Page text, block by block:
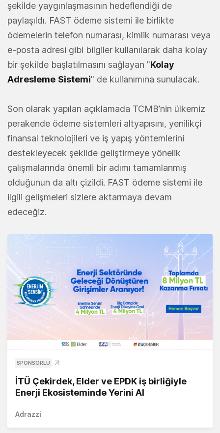
şekilde yaygınlaşmasının hedeflendiği de
paylaşıldı. FAST ödeme sistemi ile birlikte
ödemelerin telefon numarası, kimlik numarası veya
e-posta adresi gibi bilgiler kullanılarak daha kolay
bir şekilde başlatılmasını sağlayan "Kolay
Adresleme Sistemi" de kullanımına sunulacak.
Son olarak yapılan açıklamada TCMB’nin ülkemiz
perakende ödeme sistemleri altyapısını, yenilikçi
finansal teknolojileri ve iş yapış yöntemlerini
destekleyecek şekilde geliştirmeye yönelik
çalışmalarında önemli bir adımı tamamlanmış
olduğunun da altı çizildi. FAST ödeme sistemi ile
ilgili gelişmeleri sizlere aktarmaya devam
edeceğiz.
SPONSORLU
İTÜ Çekirdek, Elder ve EPDK iş birliğiyle
Enerji Ekosisteminde Yerini Al
Adrazzi